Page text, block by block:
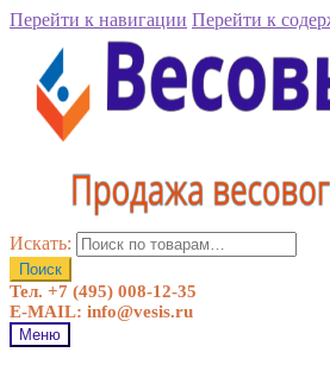
Перейти к навигации Перейти к
Искать:
Поиск
Тел. +7 (495) 008-12-35
E-MAIL: info@vesis.ru
Меню